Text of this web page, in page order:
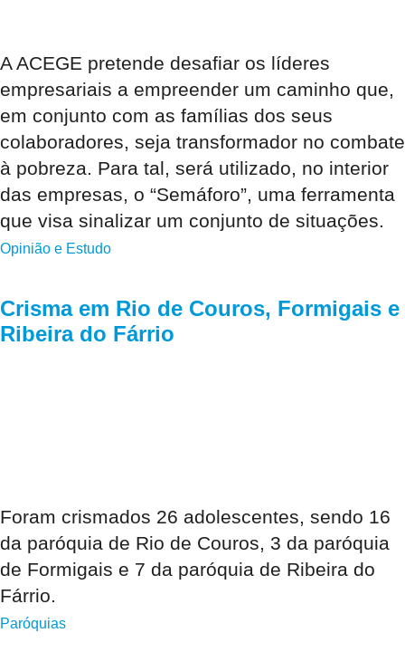
A ACEGE pretende desafiar os líderes
empresariais a empreender um caminho que,
em conjunto com as famílias dos seus
colaboradores, seja transformador no combate
à pobreza. Para tal, será utilizado, no interior
das empresas, o “Semáforo”, uma ferramenta
que visa sinalizar um conjunto de situações.
Opinião e Estudo
Crisma em Rio de Couros, Formigais e
Ribeira do Fárrio
Foram crismados 26 adolescentes, sendo 16
da paróquia de Rio de Couros, 3 da paróquia
de Formigais e 7 da paróquia de Ribeira do
Fárrio.
Paróquias